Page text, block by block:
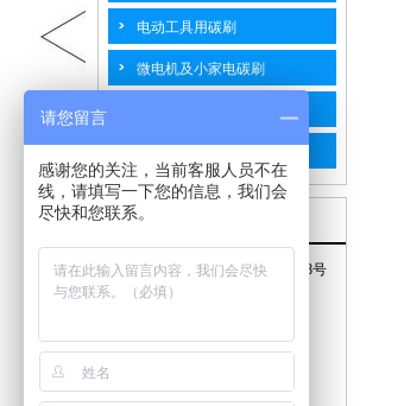
电动工具用碳刷
微电机及小家电碳刷
联系我们
地址：江苏省海门市南海路768号
手机：15240577778
电话：0513-82187598
请您留言
感谢您的关注，当前客服人员不在
线，请填写一下您的信息，我们会
尽快和您联系。